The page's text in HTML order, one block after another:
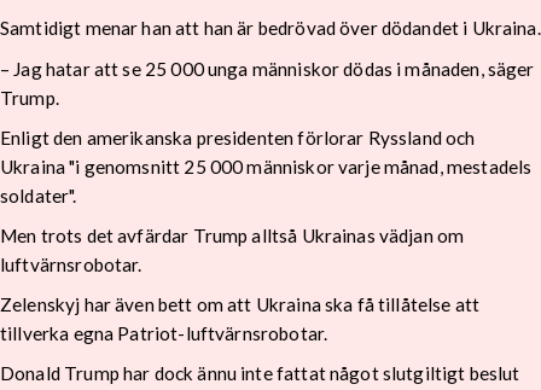
Samtidigt menar han att han är bedrövad över dödandet i Ukraina.
– Jag hatar att se 25 000 unga människor dödas i månaden, säger
Trump.
Enligt den amerikanska presidenten förlorar Ryssland och
Ukraina "i genomsnitt 25 000 människor varje månad, mestadels
soldater".
Men trots det avfärdar Trump alltså Ukrainas vädjan om
luftvärnsrobotar.
Zelenskyj har även bett om att Ukraina ska få tillåtelse att
tillverka egna Patriot-luftvärnsrobotar.
Donald Trump har dock ännu inte fattat något slutgiltigt beslut